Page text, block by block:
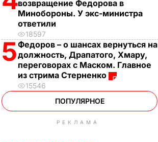
возвращение Федорова в
Минобороны. У экс-министра
ответили
18597
5Федоров – о шансах вернуться на
должность, Драпатого, Хмару,
переговорах с Маском. Главное
из стрима Стерненко
15546
ПОПУЛЯРНОЕ
РЕКЛАМА